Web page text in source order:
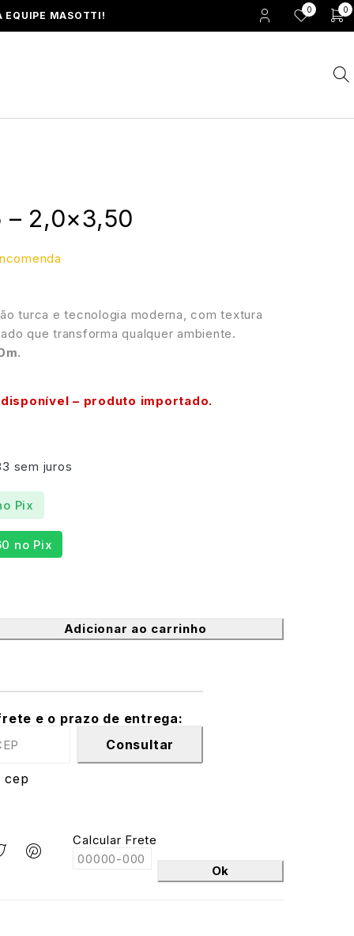
EQUIPE MASOTTI! 0 0
– 2,0×3,50
turca e tecnologia moderna, com textura
que transforma qualquer ambiente.
– produto importado.
sem juros
Pix
no Pix
Adicionar ao carrinho
e o prazo de entrega:
Consultar
cep
Calcular Frete
Ok